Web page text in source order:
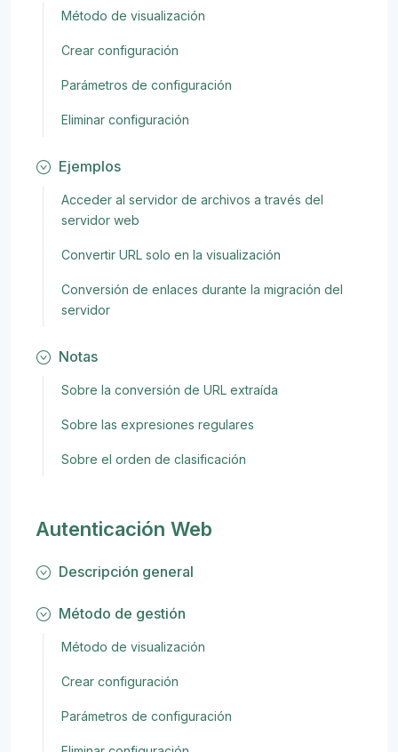
Método de visualización
Crear configuración
Parámetros de configuración
Eliminar configuración
Ejemplos
Acceder al servidor de archivos a través del
servidor web
Convertir URL solo en la visualización
Conversión de enlaces durante la migración del
servidor
Notas
Sobre la conversión de URL extraída
Sobre las expresiones regulares
Sobre el orden de clasificación
Autenticación Web
Descripción general
Método de gestión
Método de visualización
Crear configuración
Parámetros de configuración